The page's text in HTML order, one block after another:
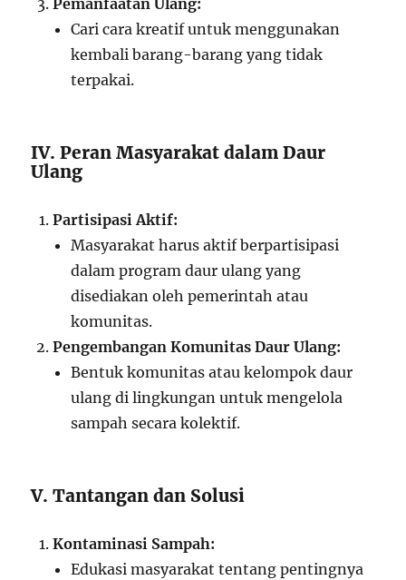
Pemanfaatan Ulang:
Cari cara kreatif untuk menggunakan
kembali barang-barang yang tidak
terpakai.
IV. Peran Masyarakat dalam Daur
Ulang
Partisipasi Aktif:
Masyarakat harus aktif berpartisipasi
dalam program daur ulang yang
disediakan oleh pemerintah atau
komunitas.
Pengembangan Komunitas Daur Ulang:
Bentuk komunitas atau kelompok daur
ulang di lingkungan untuk mengelola
sampah secara kolektif.
V. Tantangan dan Solusi
Kontaminasi Sampah:
Edukasi masyarakat tentang pentingnya